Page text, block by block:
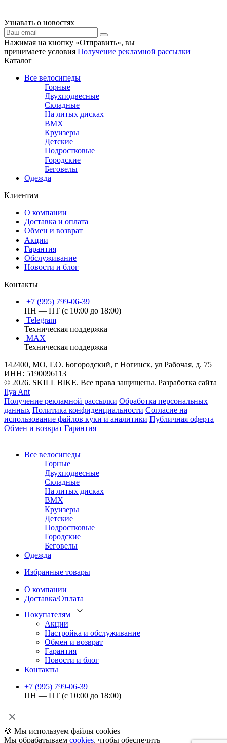
Узнавать о новостях
Нажимая на кнопку «Отправить», вы
принимаете условия Получение рекламной рассылки
Каталог
Все велосипеды
Горные
Двухподвесные
Складные
На литых дисках
BMX
Круизеры
Детские
Подростковые
Городские
Беговелы
Одежда
Клиентам
О компании
Доставка и оплата
Обмен и возврат
Акции
Гарантия
Обслуживание
Новости и блог
Контакты
+7 (995) 799-06-39
ПН — ПТ (с 10:00 до 18:00)
Telegram
Техническая поддержка
MAX
Техническая поддержка
142400, МО, Г.О. Богородский, г Ногинск, ул Рабочая, д. 75
ИНН: 5190096113
© 2026. SKILL BIKE. Все права защищены. Разработка сайта
Ilya Ant
Получение рекламной рассылки Обработка персональных
данных Политика конфиденциальности Согласие на
использование файлов куки и аналитики Публичная оферта
Обмен и возврат Гарантия
Все велосипеды
Горные
Двухподвесные
Складные
На литых дисках
BMX
Круизеры
Детские
Подростковые
Городские
Беговелы
Одежда
Избранные товары
О компании
Доставка/Оплата
Покупателям
Акции
Настройка и обслуживание
Обмен и возврат
Гарантия
Новости и блог
Контакты
+7 (995) 799-06-39
ПН — ПТ (с 10:00 до 18:00)
🍪 Мы используем файлы cookies
Мы обрабатываем cookies, чтобы обеспечить